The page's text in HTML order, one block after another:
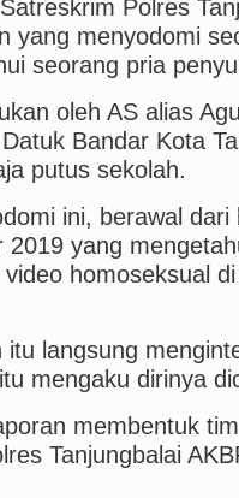
Polres
yang menyodomi
seorang pria
oleh AS alias
Bandar Kota
putus sekolah.
ini, berawal dari
yang
homoseksual
langsung
mengaku dirinya
membentuk
Tanjungbalai